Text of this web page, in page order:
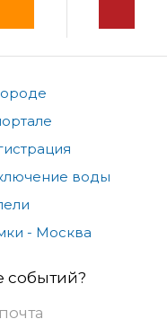
воды
- Москва
событий?